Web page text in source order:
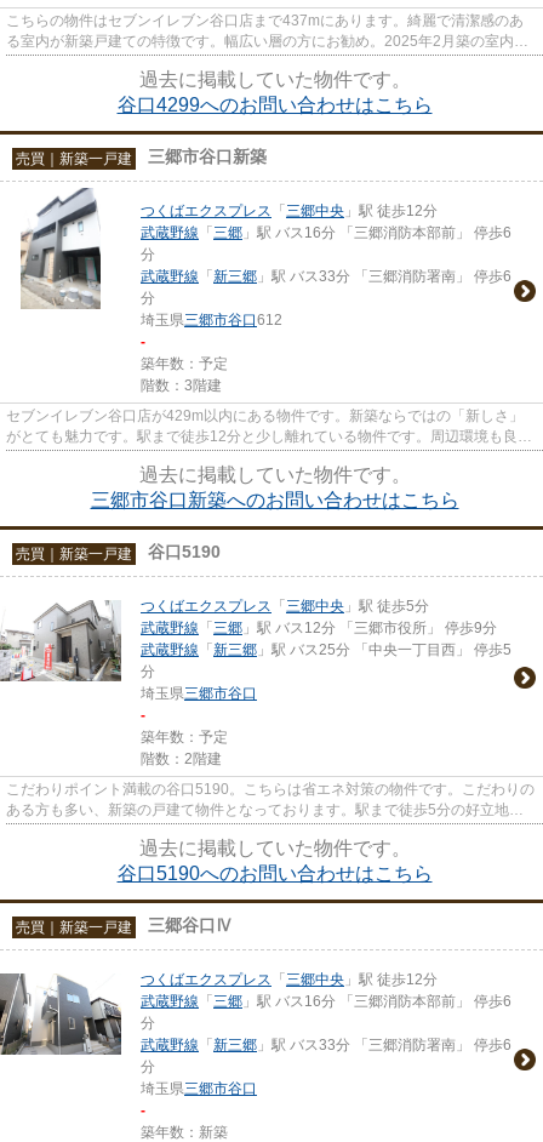
こちらの物件はセブンイレブン谷口店まで437mにあります。綺麗で清潔感のあ
る室内が新築戸建ての特徴です。幅広い層の方にお勧め。2025年2月築の室内も
過去に掲載していた物件です。
谷口4299へのお問い合わせはこちら
売買｜新築一戸建 三郷市谷口新築
つくばエクスプレス 「 三郷中央 」駅 徒歩12分
武蔵野線 「 三郷 」駅 バス16分 「三郷消防本部前」 停歩6
分
武蔵野線 「 新三郷 」駅 バス33分 「三郷消防署南」 停歩6
分
埼玉県三郷市谷口612
-
築年数：予定
階数：3階建
セブンイレブン谷口店が429m以内にある物件です。新築ならではの「新しさ」
がとても魅力です。駅まで徒歩12分と少し離れている物件です。周辺環境も良好
過去に掲載していた物件です。
三郷市谷口新築へのお問い合わせはこちら
売買｜新築一戸建 谷口5190
つくばエクスプレス 「 三郷中央 」駅 徒歩5分
武蔵野線 「 三郷 」駅 バス12分 「三郷市役所」 停歩9分
武蔵野線 「 新三郷 」駅 バス25分 「中央一丁目西」 停歩5
分
埼玉県三郷市谷口
-
築年数：予定
階数：2階建
こだわりポイント満載の谷口5190。こちらは省エネ対策の物件です。こだわりの
ある方も多い、新築の戸建て物件となっております。駅まで徒歩5分の好立地で
過去に掲載していた物件です。
谷口5190へのお問い合わせはこちら
売買｜新築一戸建 三郷谷口Ⅳ
つくばエクスプレス 「 三郷中央 」駅 徒歩12分
武蔵野線 「 三郷 」駅 バス16分 「三郷消防本部前」 停歩6
分
武蔵野線 「 新三郷 」駅 バス33分 「三郷消防署南」 停歩6
分
埼玉県三郷市谷口
-
築年数：新築